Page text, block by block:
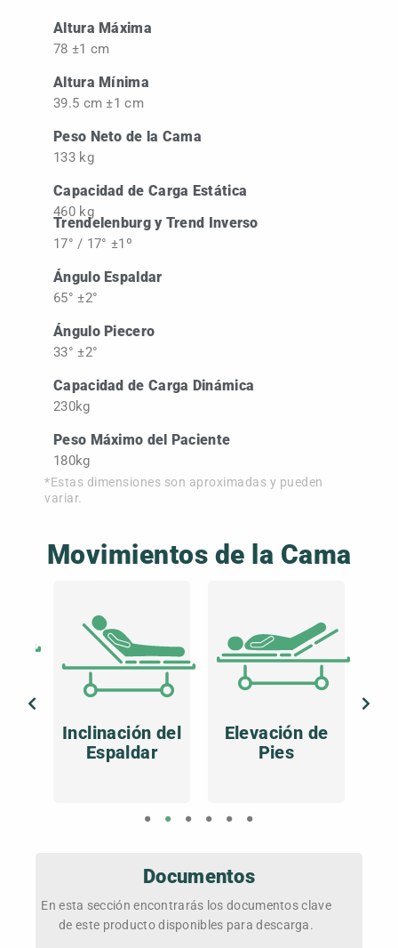
Altura Máxima
78 ±1 cm
Altura Mínima
39.5 cm ±1 cm
Peso Neto de la Cama
133 kg
Capacidad de Carga Estática
460 kg
Trendelenburg y Trend Inverso
17° / 17° ±1º
Ángulo Espaldar
65° ±2°
Ángulo Piecero
33° ±2°
Capacidad de Carga Dinámica
230kg
Peso Máximo del Paciente
180kg
*Estas dimensiones son aproximadas y pueden
variar.
Movimientos de la Cama
Inclinación del
Espaldar
Elevación de
Pies
Documentos
En esta sección encontrarás los documentos clave
de este producto disponibles para descarga.